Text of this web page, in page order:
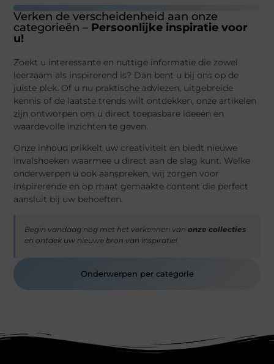
Verken de verscheidenheid aan onze
categorieën – Persoonlijke inspiratie voor
u!
Zoekt u interessante en nuttige informatie die zowel
leerzaam als inspirerend is? Dan bent u bij ons op de
juiste plek. Of u nu praktische adviezen, uitgebreide
kennis of de laatste trends wilt ontdekken, onze artikelen
zijn ontworpen om u direct toepasbare ideeën en
waardevolle inzichten te geven.
Onze inhoud prikkelt uw creativiteit en biedt nieuwe
invalshoeken waarmee u direct aan de slag kunt. Welke
onderwerpen u ook aanspreken, wij zorgen voor
inspirerende en op maat gemaakte content die perfect
aansluit bij uw behoeften.
Begin vandaag nog met het verkennen vanonze collecties
en ontdek uw nieuwe bron van inspiratie!
Onderwerpen per categorie